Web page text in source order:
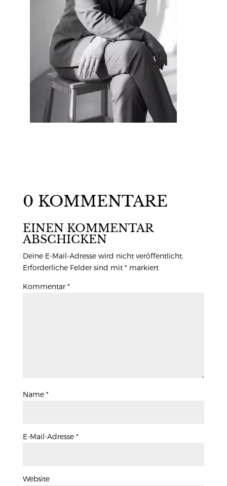
0 KOMMENTARE
EINEN KOMMENTAR
ABSCHICKEN
Deine E-Mail-Adresse wird nicht veröffentlicht.
Erforderliche Felder sind mit * markiert
Kommentar *
Name *
E-Mail-Adresse *
Website